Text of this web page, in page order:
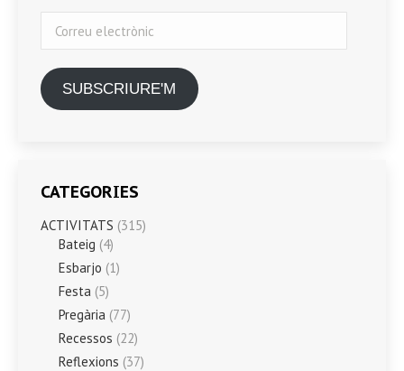
electrònic
SUBSCRIURE'M
CATEGORIES
ACTIVITATS (315)
Bateig (4)
Esbarjo (1)
Festa (5)
Pregària (77)
Recessos (22)
Reflexions (37)